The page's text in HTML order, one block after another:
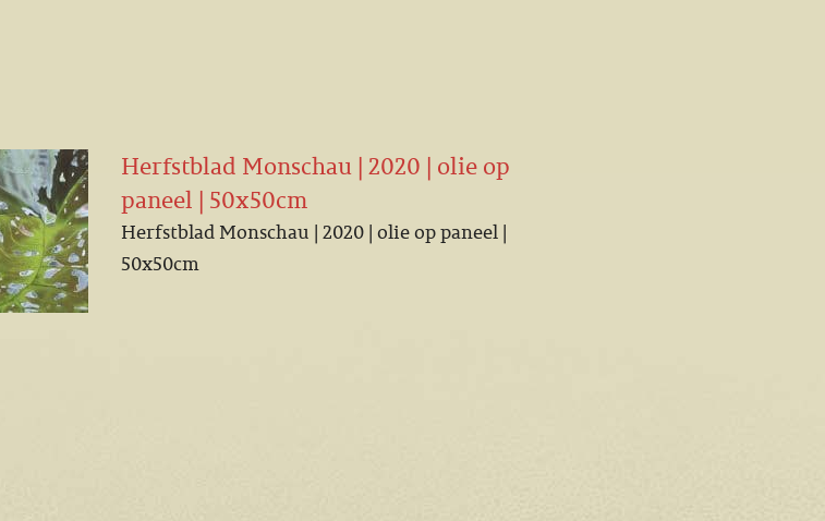
Herfstblad Monschau | 2020 | olie op
paneel | 50x50cm
Herfstblad Monschau | 2020 | olie op paneel |
50x50cm